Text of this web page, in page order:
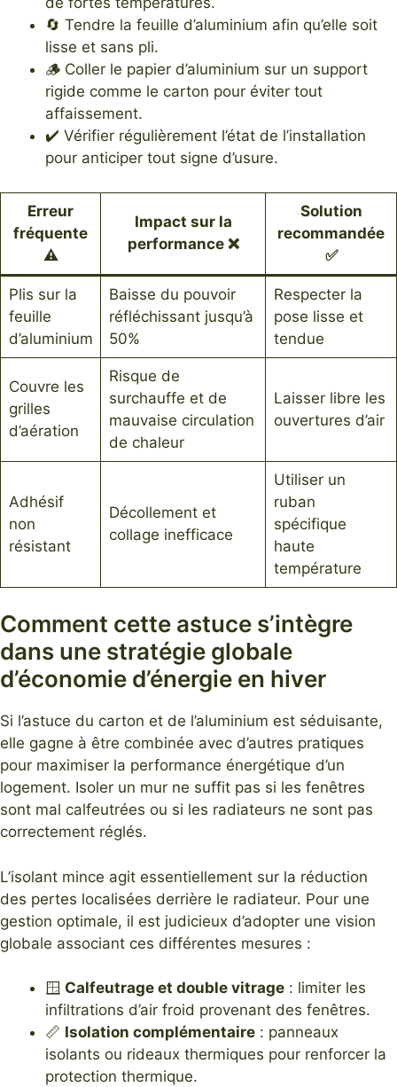
🔄 Tendre la feuille d’aluminium afin qu’elle soit
lisse et sans pli.
🪵 Coller le papier d’aluminium sur un support
rigide comme le carton pour éviter tout
affaissement.
✔️ Vérifier régulièrement l’état de l’installation
pour anticiper tout signe d’usure.
Erreur
fréquente
⚠️
Impact sur la
performance ❌
Solution
recommandée
✅
Plis sur la
feuille
d’aluminium
Baisse du pouvoir
réfléchissant jusqu’à
50%
Respecter la
pose lisse et
tendue
Couvre les
grilles
d’aération
Risque de
surchauffe et de
mauvaise circulation
de chaleur
Laisser libre les
ouvertures d’air
Adhésif
non
résistant
Décollement et
collage inefficace
Utiliser un
ruban
spécifique
haute
température
Comment cette astuce s’intègre
dans une stratégie globale
d’économie d’énergie en hiver
Si l’astuce du carton et de l’aluminium est séduisante,
elle gagne à être combinée avec d’autres pratiques
pour maximiser la performance énergétique d’un
logement. Isoler un mur ne suffit pas si les fenêtres
sont mal calfeutrées ou si les radiateurs ne sont pas
correctement réglés.
L’isolant mince agit essentiellement sur la réduction
des pertes localisées derrière le radiateur. Pour une
gestion optimale, il est judicieux d’adopter une vision
globale associant ces différentes mesures :
🪟 Calfeutrage et double vitrage : limiter les
infiltrations d’air froid provenant des fenêtres.
📏 Isolation complémentaire : panneaux
isolants ou rideaux thermiques pour renforcer la
protection thermique.